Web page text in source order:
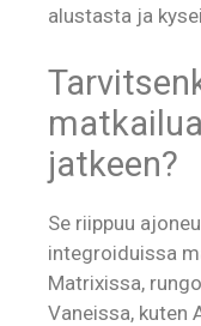
alustasta ja
jatkeen?
Se riippuu
integroiduissa
Matrixissa,
Vaneissa, kuten